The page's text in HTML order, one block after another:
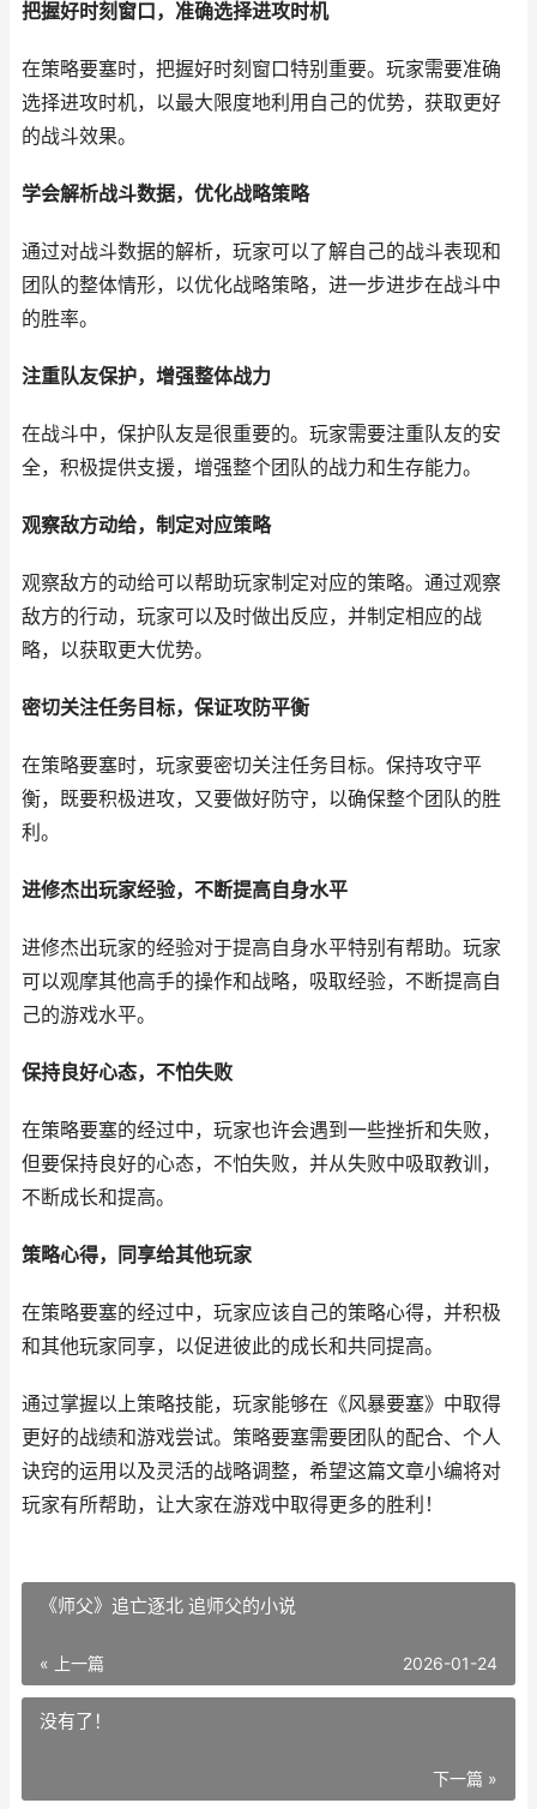
把握好时刻窗口，准确选择进攻时机
在策略要塞时，把握好时刻窗口特别重要。玩家需要准确
选择进攻时机，以最大限度地利用自己的优势，获取更好
的战斗效果。
学会解析战斗数据，优化战略策略
通过对战斗数据的解析，玩家可以了解自己的战斗表现和
团队的整体情形，以优化战略策略，进一步进步在战斗中
的胜率。
注重队友保护，增强整体战力
在战斗中，保护队友是很重要的。玩家需要注重队友的安
全，积极提供支援，增强整个团队的战力和生存能力。
观察敌方动给，制定对应策略
观察敌方的动给可以帮助玩家制定对应的策略。通过观察
敌方的行动，玩家可以及时做出反应，并制定相应的战
略，以获取更大优势。
密切关注任务目标，保证攻防平衡
在策略要塞时，玩家要密切关注任务目标。保持攻守平
衡，既要积极进攻，又要做好防守，以确保整个团队的胜
利。
进修杰出玩家经验，不断提高自身水平
进修杰出玩家的经验对于提高自身水平特别有帮助。玩家
可以观摩其他高手的操作和战略，吸取经验，不断提高自
己的游戏水平。
保持良好心态，不怕失败
在策略要塞的经过中，玩家也许会遇到一些挫折和失败，
但要保持良好的心态，不怕失败，并从失败中吸取教训，
不断成长和提高。
策略心得，同享给其他玩家
在策略要塞的经过中，玩家应该自己的策略心得，并积极
和其他玩家同享，以促进彼此的成长和共同提高。
通过掌握以上策略技能，玩家能够在《风暴要塞》中取得
更好的战绩和游戏尝试。策略要塞需要团队的配合、个人
诀窍的运用以及灵活的战略调整，希望这篇文章小编将对
玩家有所帮助，让大家在游戏中取得更多的胜利！
《师父》追亡逐北 追师父的小说
« 上一篇 2026-01-24
没有了！
下一篇 »